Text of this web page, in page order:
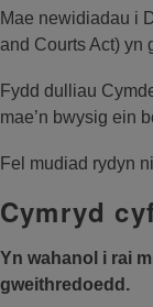
Mae newidiadau i
and Courts Act) yn
Fydd dulliau
mae’n bwysig ein
Fel mudiad rydyn
Cymryd
Yn wahanol i rai
gweithredoedd.